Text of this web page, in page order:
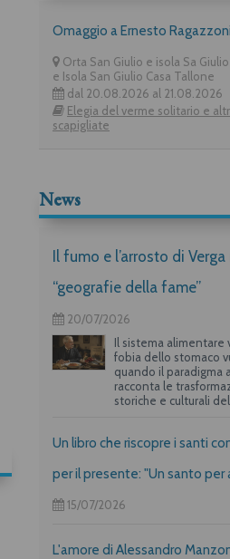
Omaggio a Ernesto Ragazzoni
Orta San Giulio e isola Sa
e Isola San Giulio Casa Tallone
dal 20.08.2026 al 21.08.2026
Elegia del verme solitario e
scapigliate
News
Il fumo e l’arrosto di
“geografie della fame”
20/07/2026
Il sistema alimentare
fobia dello stomaco
quando il paradigma
racconta le
storiche e culturali
Un libro che riscopre i santi
per il presente: "Un santo per
15/07/2026
L'amore di Alessandro